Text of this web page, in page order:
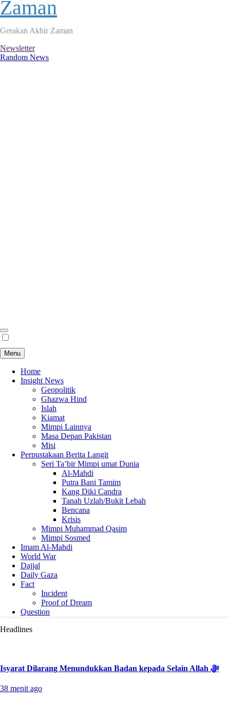
Zaman
Gerakan Akhir Zaman
Newsletter
Random News
Menu
Home
Insight News
Geopolitik
Ghazwa Hind
Islah
Kiamat
Mimpi Lainnya
Masa Depan Pakistan
Misi
Perpustakaan Berita Langit
Seri Ta’bir Mimpi umat Dunia
Al-Mahdi
Putra Bani Tamim
Kang Diki Candra
Tanah Uzlah/Bukit Lebah
Bencana
Krisis
Mimpi Muhammad Qasim
Mimpi Sosmed
Imam Al-Mahdi
World War
Dajjal
Daily Gaza
Fact
Incident
Proof of Dream
Question
Headlines
Isyarat Dilarang Menundukkan Badan kepada Selain Allah ﷻ
38 menit ago